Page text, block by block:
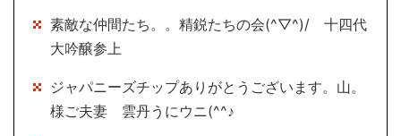
素敵な仲間たち。。精鋭たちの会(^▽^)/ 十四代
大吟醸参上
ジャパニーズチップありがとうございます。山。
様ご夫妻 雲丹うにウニ(^^♪